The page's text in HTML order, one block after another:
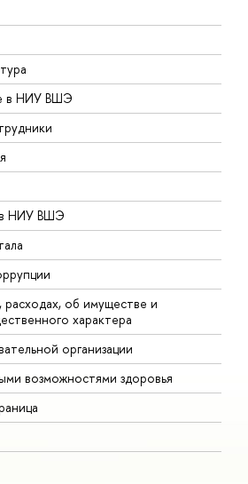
в НИУ ВШЭ
в НИУ ВШЭ
об имуществе и
характера
организации
возможностями здоровья